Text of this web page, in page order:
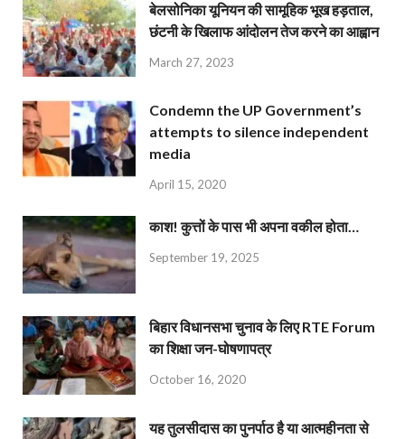
बेलसोनिका यूनियन की सामूहिक भूख हड़ताल,
छंटनी के खिलाफ आंदोलन तेज करने का आह्वान
March 27, 2023
Condemn the UP Government’s
attempts to silence independent
media
April 15, 2020
काश! कुत्तों के पास भी अपना वकील होता…
September 19, 2025
बिहार विधानसभा चुनाव के लिए RTE Forum
का शिक्षा जन-घोषणापत्र
October 16, 2020
यह तुलसीदास का पुनर्पाठ है या आत्महीनता से